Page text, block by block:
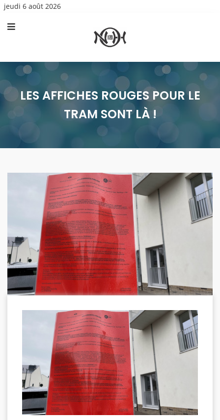
jeudi 6 août 2026
LES AFFICHES ROUGES POUR LE
TRAM SONT LÀ !